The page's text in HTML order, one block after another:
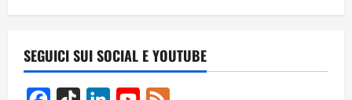
v
SEGUICI SUI SOCIAL E YOUTUBE